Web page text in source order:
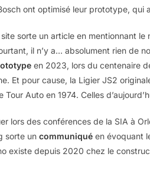
ont optimisé leur prototype, qui
sorte un article en mentionnant
il n’y a… absolument rien de
en 2023, lors du centenaire
Et pour cause, la Ligier JS2
Auto en 1974. Celles
lors des conférences de la SIA à
sorte un communiqué en évoquant
existe depuis 2020 chez le